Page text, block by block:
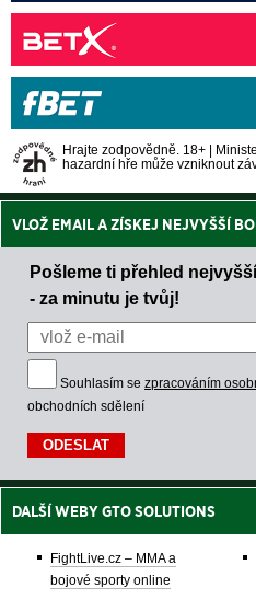
Hrajte zodpovědně. 18+ |
hazardní hře může vzniknout
VLOŽ EMAIL A ZÍSKEJ NEJVYŠŠÍ
Pošleme ti přehled
- za minutu je tvůj!
Souhlasím se zpracováním
obchodních sdělení
DALŠÍ WEBY GTO SOLUTIONS
FightLive.cz – MMA a
bojové sporty online